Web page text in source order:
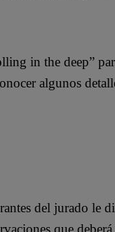
in the deep”
algunos
del jurado le
que